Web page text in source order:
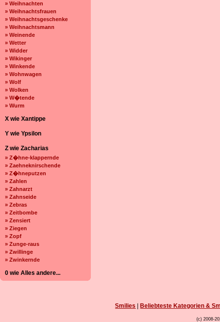
» Weihnachten
» Weihnachtsfrauen
» Weihnachtsgeschenke
» Weihnachtsmann
» Weinende
» Wetter
» Widder
» Wikinger
» Winkende
» Wohnwagen
» Wolf
» Wolken
» W�tende
» Wurm
X wie Xantippe
Y wie Ypsilon
Z wie Zacharias
» Z�hne-klappernde
» Zaehneknirschende
» Z�hneputzen
» Zahlen
» Zahnarzt
» Zahnseide
» Zebras
» Zeitbombe
» Zensiert
» Ziegen
» Zopf
» Zunge-raus
» Zwillinge
» Zwinkernde
0 wie Alles andere...
Smilies Beliebteste Kategorien &
(c) 2008-